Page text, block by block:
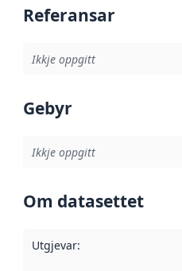
Referansar
Ikkje oppgitt
Gebyr
Ikkje oppgitt
Om datasettet
Utgjevar: